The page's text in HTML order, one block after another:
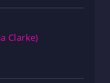
Clarke)